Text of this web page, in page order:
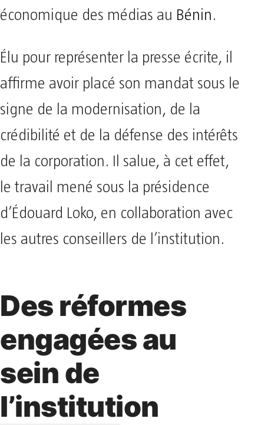
économique des médias au Bénin.
Élu pour représenter la presse écrite, il
affirme avoir placé son mandat sous le
signe de la modernisation, de la
crédibilité et de la défense des intérêts
de la corporation. Il salue, à cet effet,
le travail mené sous la présidence
d’Édouard Loko, en collaboration avec
les autres conseillers de l’institution.
Des réformes
engagées au
sein de
l’institution